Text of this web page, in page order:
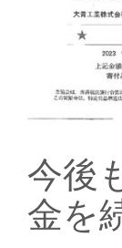
今後
金を